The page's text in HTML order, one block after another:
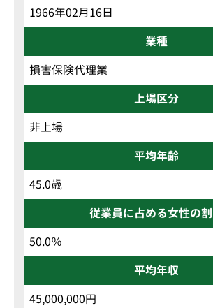
1966年02月16日
業種
損害保険代理業
上場区分
非上場
平均年齢
45.0歳
従業員に占める女性の
50.0％
平均年収
45,000,000円